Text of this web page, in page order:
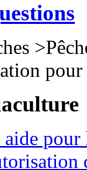
>
pour